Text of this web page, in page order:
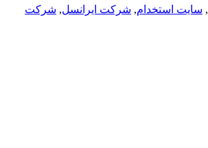
, سایت استخدام, شرکت ایرانسل, شرکت